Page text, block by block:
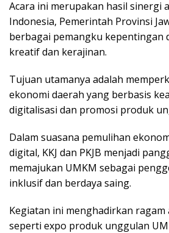
Acara ini merupakan hasil sinergi
Indonesia, Pemerintah Provinsi
berbagai pemangku kepentingan
kreatif dan kerajinan.
Tujuan utamanya adalah
ekonomi daerah yang berbasis
digitalisasi dan promosi produk
Dalam suasana pemulihan
digital, KKJ dan PKJB menjadi
memajukan UMKM sebagai
inklusif dan berdaya saing.
Kegiatan ini menghadirkan ragam
seperti expo produk unggulan